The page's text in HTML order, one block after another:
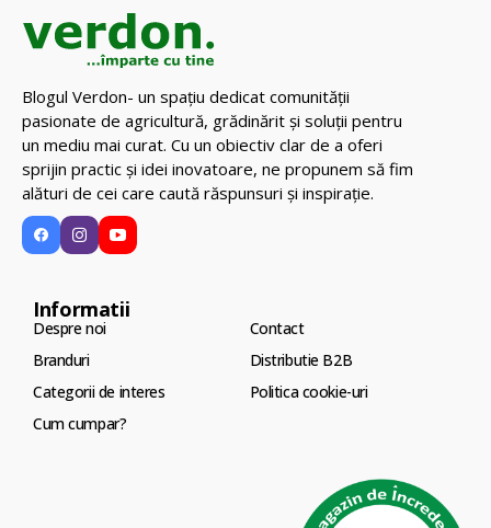
Blogul Verdon- un spațiu dedicat comunității
pasionate de agricultură, grădinărit și soluții pentru
un mediu mai curat. Cu un obiectiv clar de a oferi
sprijin practic și idei inovatoare, ne propunem să fim
alături de cei care caută răspunsuri și inspirație.
Informatii
Despre noi
Contact
Branduri
Distributie B2B
Categorii de interes
Politica cookie-uri
Cum cumpar?